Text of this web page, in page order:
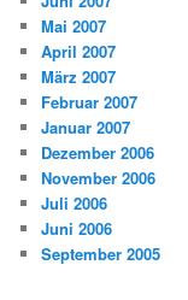
Mai 2007
April 2007
März 2007
Februar 2007
Januar 2007
Dezember 2006
November 2006
Juli 2006
Juni 2006
September 2005